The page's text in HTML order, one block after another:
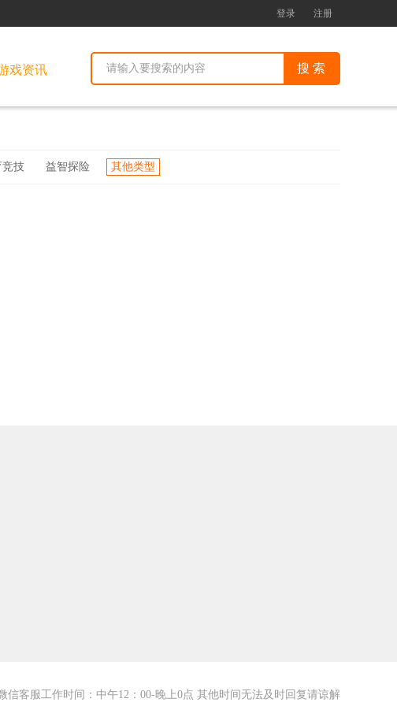
登录 注册
戏资讯
竞技 益智探险 其他类型
信客服工作时间：中午12：00-晚上0点 其他时间无法及时回复请谅解